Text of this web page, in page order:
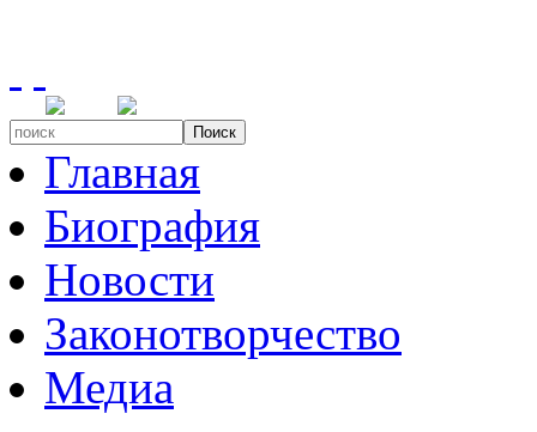
Поиск
Главная
Биография
Новости
Законотворчество
Медиа